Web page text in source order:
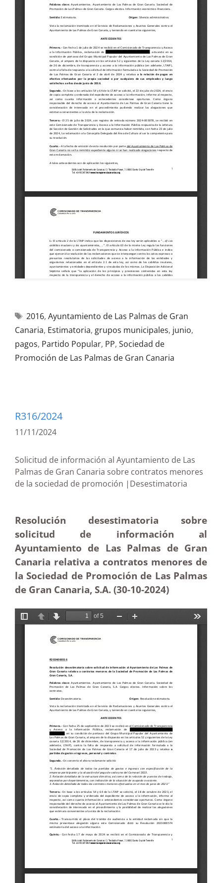
2016, Ayuntamiento de Las Palmas de Gran
Canaria, Estimatoria, grupos municipales, junio,
pagos, Partido Popular, PP, Sociedad de
Promoción de Las Palmas de Gran Canaria
R316/2024
11/11/2024
Solicitud de información al Ayuntamiento de Las
Palmas de Gran Canaria sobre contratos menores
de la sociedad de promoción |Desestimatoria
Resolución desestimatoria sobre
solicitud de información al
Ayuntamiento de Las Palmas de Gran
Canaria relativa a contratos menores de
la Sociedad de Promoción de Las Palmas
de Gran Canaria, S.A. (30-10-2024)